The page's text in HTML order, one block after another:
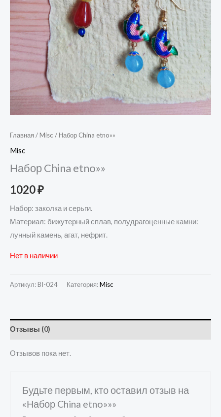
Главная /Misc / Набор China etno»»
Misc
Набор China etno»»
1020₽
Набор: заколка и серьги.
Материал: бижутерный сплав, полудрагоценные камни:
лунный камень, агат, нефрит.
Нет в наличии
Артикул: BI-024 Категория:Misc
Отзывы (0)
Отзывов пока нет.
Будьте первым, кто оставил отзыв на
«Набор China etno»»»